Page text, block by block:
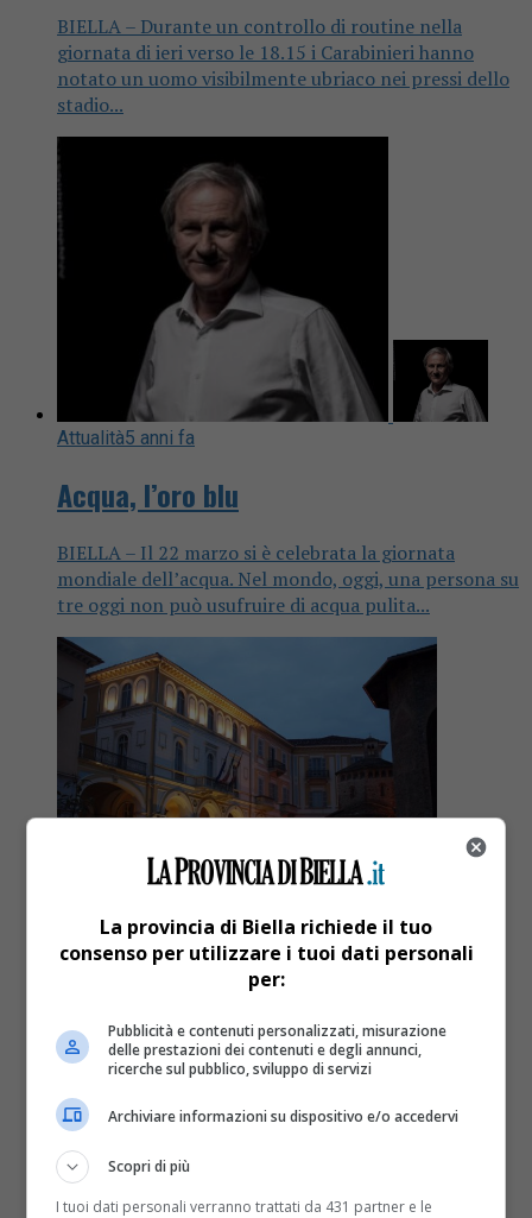
BIELLA – Durante un controllo di routine nella
giornata di ieri verso le 18.15 i Carabinieri hanno
notato un uomo visibilmente ubriaco nei pressi dello
stadio...
Attualità5 anni fa
Acqua, l’oro blu
BIELLA – Il 22 marzo si è celebrata la giornata
mondiale dell’acqua. Nel mondo, oggi, una persona su
tre oggi non può usufruire di acqua pulita...
Biella, rimarremo in zona rossa fino a
domenica 11 aprile
BIELLA – Il Piemonte, e di conseguenza anche il
Biellese, rimarrà in zona rossa almeno fino a
La provincia di Biella richiede il tuo
consenso per utilizzare i tuoi dati personali
per:
Pubblicità e contenuti personalizzati, misurazione
delle prestazioni dei contenuti e degli annunci,
ricerche sul pubblico, sviluppo di servizi
Archiviare informazioni su dispositivo e/o accedervi
Scopri di più
I tuoi dati personali verranno trattati da 431 partner e le